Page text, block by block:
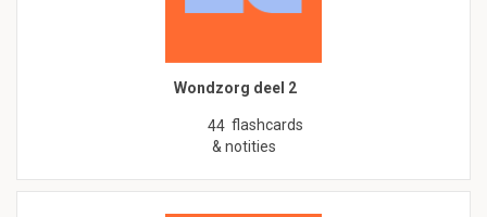
Wondzorg deel 2
44 flashcards
& notities